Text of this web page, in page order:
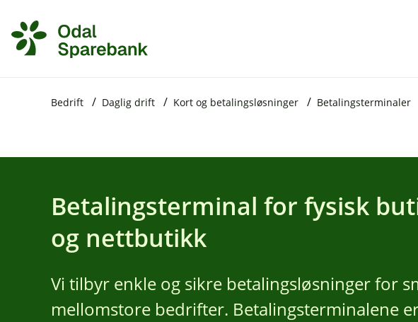
Bedrift Daglig drift Kort og betalingsløsninger Betalingsterminaler
Betalingsterminal for fysisk
og nettbutikk
Vi tilbyr enkle og sikre betalingsløsninger for
mellomstore bedrifter. Betalingsterminalene